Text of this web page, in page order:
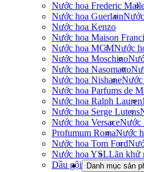
Nước hoa Frederic
Nước hoa Guerlain
Nước hoa Kenzo
Nước hoa Maison
Nước hoa MCMNước
Nước hoa Moschino
Nước hoa Nasomatto
Nước hoa NishaneNước
Nước hoa Parfums de
Nước hoa Ralph Lauren
Nước hoa Serge Lutens
Nước hoa VersaceNước
Profumum RomaNước
Nước hoa Tom Ford
Nước hoa YSLLăn khử
Dầu gội
Danh mục sản